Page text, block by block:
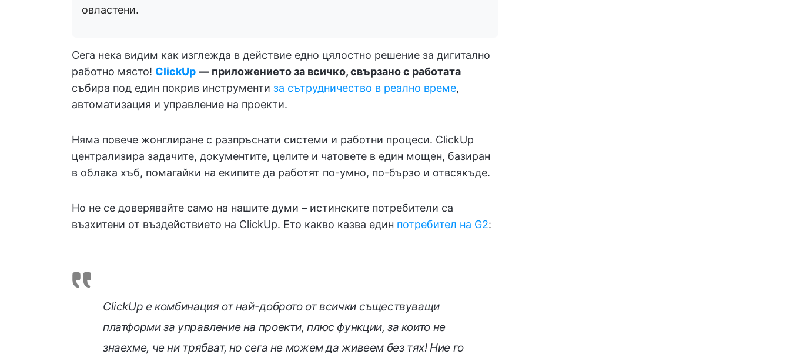
овластени.
Сега нека видим как изглежда в действие едно цялостно решение за дигитално
работно място! ClickUp — приложението за всичко, свързано с работата
събира под един покрив инструменти за сътрудничество в реално време,
автоматизация и управление на проекти.
Няма повече жонглиране с разпръснати системи и работни процеси. ClickUp
централизира задачите, документите, целите и чатовете в един мощен, базиран
в облака хъб, помагайки на екипите да работят по-умно, по-бързо и отвсякъде.
Но не се доверявайте само на нашите думи – истинските потребители са
възхитени от въздействието на ClickUp. Ето какво казва един потребител на G2:
ClickUp е комбинация от най-доброто от всички съществуващи
платформи за управление на проекти, плюс функции, за които не
знаехме, че ни трябват, но сега не можем да живеем без тях! Ние го